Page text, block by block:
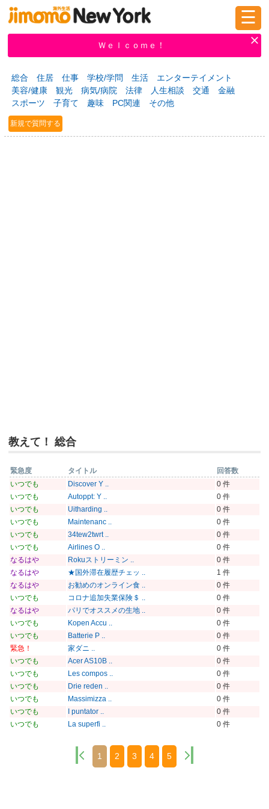
新規登録
掲示板 タウン情報 教えて！
☰
Ｗｅｌｃｏｍｅ！
総合 住居 仕事 学校/学問 生活
エンターテイメント
美容/健康
観光 病気/病院 法律 人生相談 交通
金融
スポーツ
子育て 趣味 PC関連 その他
新規で質問する
教えて！ 総合
緊急度 タイトル
回答数
いつでも
Discover Y ..
0 件
いつでも
Autoppt: Y ..
0 件
いつでも
Uitharding ..
0 件
いつでも
Maintenanc ..
0 件
いつでも
34tew2twrt ..
0 件
いつでも
Airlines O ..
0 件
なるはや
Rokuストリーミン ..
0 件
なるはや
★国外滞在履歴チェッ ..
1 件
なるはや
お勧めのオンライン食 ..
0 件
いつでも
コロナ追加失業保険＄ ..
0 件
なるはや
パリでオススメの生地 ..
0 件
いつでも
Kopen Accu ..
0 件
いつでも
Batterie P ..
0 件
緊急！
家ダニ ..
0 件
いつでも
Acer AS10B ..
0 件
いつでも
Les compos ..
0 件
いつでも
Drie reden ..
0 件
いつでも
Massimizza ..
0 件
いつでも
I puntator ..
0 件
いつでも
La superfi .. 0 件
1 2 3 4 5